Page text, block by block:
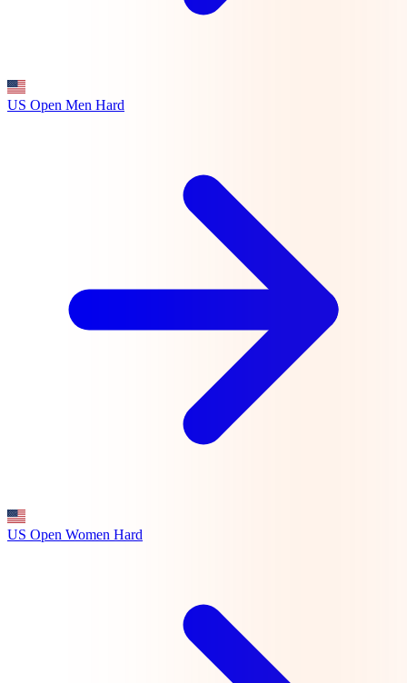
US Open Men Hard
US Open Women Hard